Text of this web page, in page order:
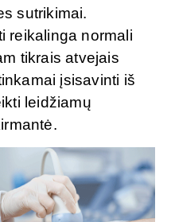
sutrikimai.
reikalinga normali
tikrais atvejais
įsisavinti iš
leidžiamų